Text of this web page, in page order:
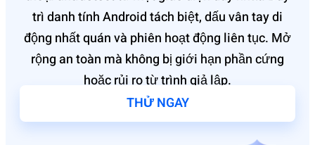
trì danh tính Android tách biệt, dấu vân tay di
động nhất quán và phiên hoạt động liên tục. Mở
rộng an toàn mà không bị giới hạn phần cứng
hoặc rủi ro từ trình giả lập.
THỬ NGAY